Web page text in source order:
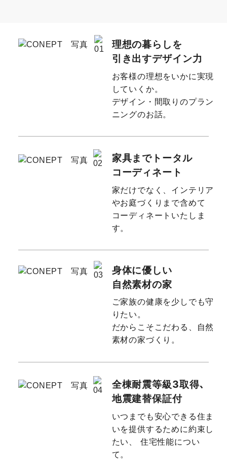
理想の暮らしを
引き出すデザイン力
お客様の理想をいかに実現
していくか。
デザイン・間取りのプラン
ニングのお話。
家具までトータル
コーディネート
家だけでなく、インテリア
やお庭づくりまで含めて
コーディネートいたしま
す。
身体に優しい
自然素材の家
ご家族の健康を少しでも守
りたい。
だからこそこだわる、自然
素材の家づくり。
全棟耐震等級3取得､
地震建替保証付
いつまでも安心できる住ま
いを提供するために約束し
たい、
住宅性能につい
て。